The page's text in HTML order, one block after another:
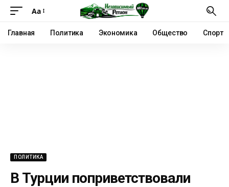
Аа
Главная Политика Экономика Общество Спорт
ПОЛИТИКА
В Турции поприветствовали